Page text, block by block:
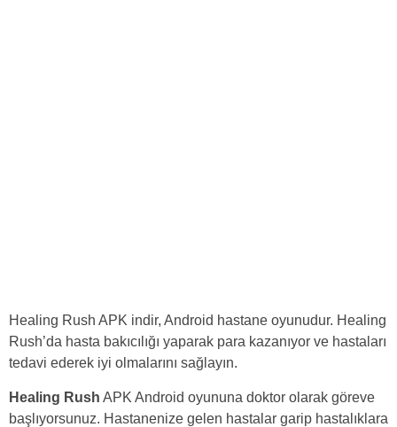
Healing Rush APK indir, Android hastane oyunudur. Healing
Rush’da hasta bakıcılığı yaparak para kazanıyor ve hastaları
tedavi ederek iyi olmalarını sağlayın.
Healing Rush APK Android oyununa doktor olarak göreve
başlıyorsunuz. Hastanenize gelen hastalar garip hastalıklara